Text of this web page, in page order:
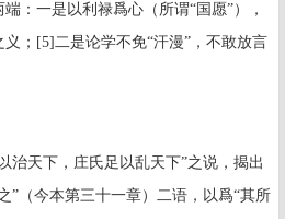
：一是以利禄爲心（所谓“国愿”），
； [5]二是论学不免“汗漫”，不敢放言
治天下，庄氏足以乱天下”之说，揭出
”（今本第三十一章）二语，以爲“其所